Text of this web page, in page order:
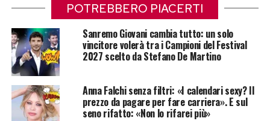
POTREBBERO PIACERTI
Sanremo Giovani cambia tutto: un solo
vincitore volerà tra i Campioni del Festival
2027 scelto da Stefano De Martino
Anna Falchi senza filtri: «I calendari sexy? Il
prezzo da pagare per fare carriera». E sul
seno rifatto: «Non lo rifarei più»